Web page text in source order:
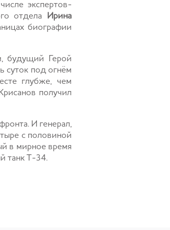
экспертов-
отдела
Ирина
биографии
будущий Герой
суток под огнём
глубже, чем
получил
И генерал,
с половиной
в мирное время
танк Т-34.